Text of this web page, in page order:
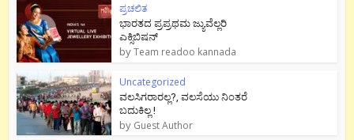
ಪ್ರಚಲಿತ
ಭಾರತದ ಪ್ರಪ್ರಥಮ ಜ್ಯುವೆಲ್ಲರಿ
ಎಕ್ಸಿಬಿಷನ್
byTeam readoo kannada
Uncategorized
ವಲಸಿಗರಾರಲ್ಲ?, ವಲಸೆಯು ನಿಂತರೆ
ಬದುಕಿಲ್ಲ !
by Guest Author